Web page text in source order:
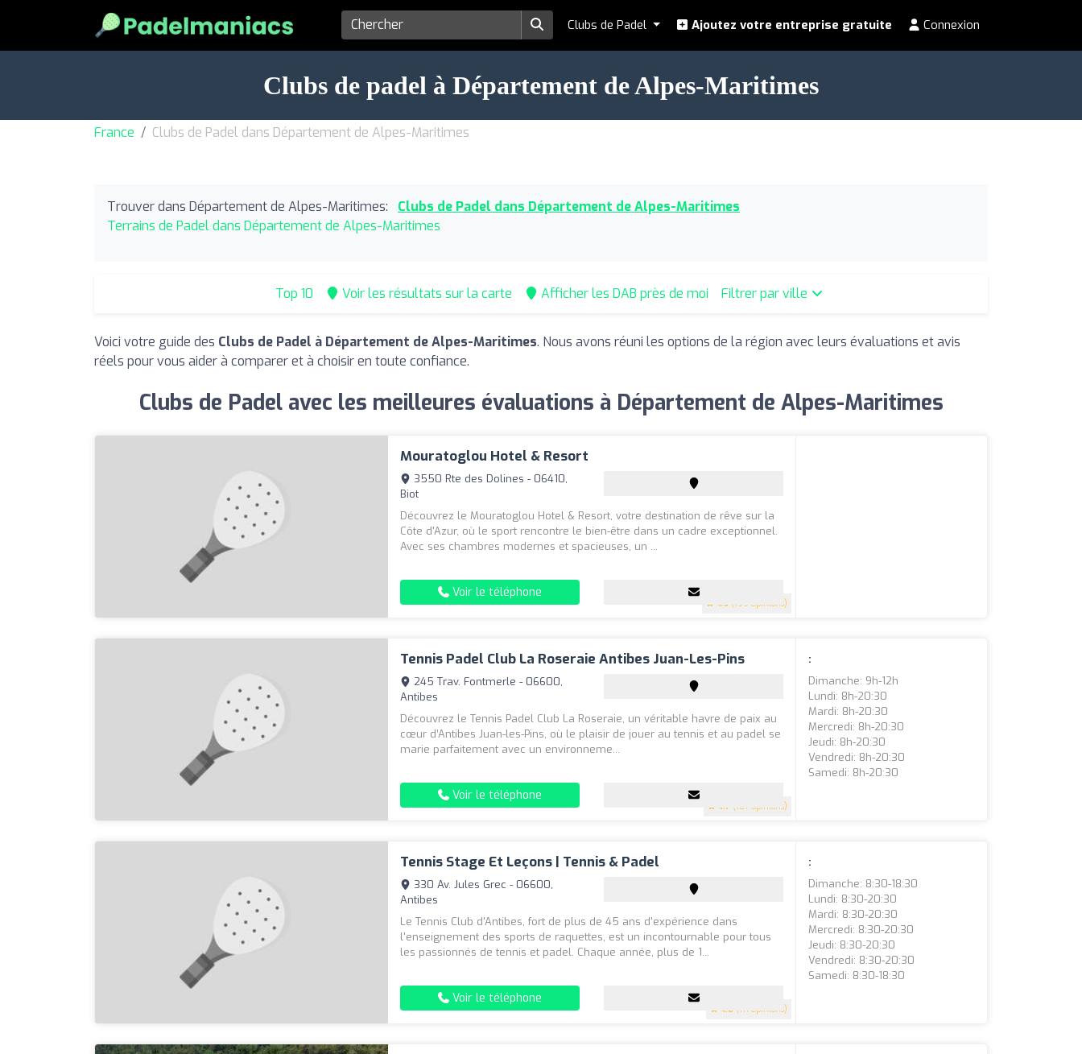
Clubs de Padel Ajoutez votre entreprise gratuite Connexion
Clubs de padel à Département de Alpes-Maritimes
France Clubs de Padel dans Département de Alpes-Maritimes
Trouver dans Département de Alpes-Maritimes:
Clubs de Padel dans Département de Alpes-Maritimes
Terrains de Padel dans Département de Alpes-Maritimes
Top 10 Voir les résultats sur la carte Afficher les DAB près de moi Filtrer par ville
Voici votre guide des Clubs de Padel à Département de Alpes-Maritimes. Nous avons réuni les options de la région avec leurs évaluations et avis
réels pour vous aider à comparer et à choisir en toute confiance.
Clubs de Padel avec les meilleures évaluations à Département de Alpes-Maritimes
Mouratoglou Hotel & Resort
4.5 (199 Opinions)
3550 Rte des Dolines - 06410,
Biot
Découvrez le Mouratoglou Hotel & Resort, votre destination de rêve sur la
Côte d'Azur, où le sport rencontre le bien-être dans un cadre exceptionnel.
Avec ses chambres modernes et spacieuses, un ...
Voir le téléphone
Tennis Padel Club La Roseraie Antibes Juan-Les-Pins
4.7 (107 Opinions)
245 Trav. Fontmerle - 06600,
Antibes
Découvrez le Tennis Padel Club La Roseraie, un véritable havre de paix au
cœur d’Antibes Juan-les-Pins, où le plaisir de jouer au tennis et au padel se
marie parfaitement avec un environneme...
Voir le téléphone
:
Dimanche: 9h-12h
Lundi: 8h-20:30
Mardi: 8h-20:30
Mercredi: 8h-20:30
Jeudi: 8h-20:30
Vendredi: 8h-20:30
Samedi: 8h-20:30
Tennis Stage Et Leçons | Tennis & Padel
4.6 (111 Opinions)
330 Av. Jules Grec - 06600,
Antibes
Le Tennis Club d'Antibes, fort de plus de 45 ans d'expérience dans
l'enseignement des sports de raquettes, est un incontournable pour tous
les passionnés de tennis et padel. Chaque année, plus de 1...
Voir le téléphone
:
Dimanche: 8:30-18:30
Lundi: 8:30-20:30
Mardi: 8:30-20:30
Mercredi: 8:30-20:30
Jeudi: 8:30-20:30
Vendredi: 8:30-20:30
Samedi: 8:30-18:30